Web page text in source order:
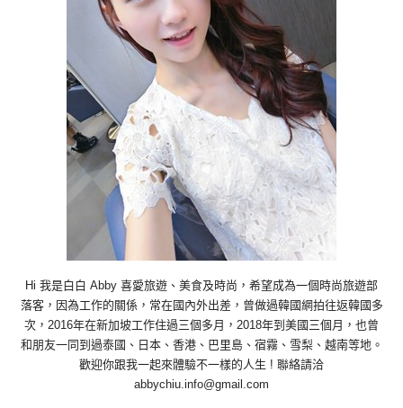
Hi 我是白白 Abby 喜愛旅遊、美食及時尚，希望成為一個時尚旅遊部
落客，因為工作的關係，常在國內外出差，曾做過韓國網拍往返韓國多
次，2016年在新加坡工作住過三個多月，2018年到美國三個月，也曾
和朋友一同到過泰國、日本、香港、巴里島、宿霧、雪梨、越南等地。
歡迎你跟我一起來體驗不一樣的人生 ! 聯絡請洽
abbychiu.info@gmail.com